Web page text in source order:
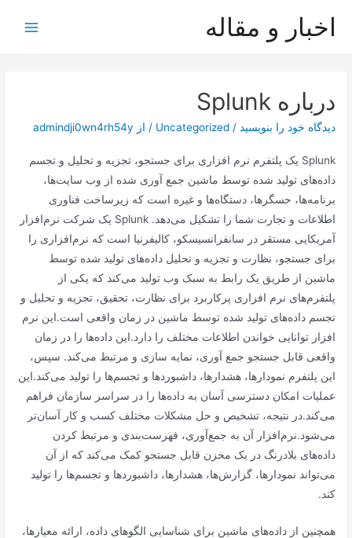
اخبار و مقاله
درباره Splunk
دیدگاه‌ خود را بنویسید /
Uncategorized / از admindji0wn4rh54y
Splunk یک پلتفرم نرم افزاری برای جستجو، تجزیه و تحلیل و تجسم
داده‌های تولید شده توسط ماشین جمع آوری شده از وب سایت‌ها،
برنامه‌ها، حسگرها، دستگاه‌ها و غیره است که زیرساخت فناوری
اطلاعات و تجارت شما را تشکیل می‌دهد. Splunk یک شرکت نرم‌افزار
آمریکایی مستقر در سانفرانسیسکو، کالیفرنیا است که نرم‌افزاری را
برای جستجو، نظارت و تجزیه و تحلیل داده‌های تولید شده توسط
ماشین از طریق یک رابط به سبک وب تولید می‌کند که یکی از
پلتفرم‌های نرم افزاری پرکاربرد برای نظارت، تحقیق، تجزیه و تحلیل و
تجسم داده‌های تولید شده توسط ماشین در زمان واقعی است.این نرم
افزار توانایی خواندن اطلاعات مختلف را دارد.این داده‌ها را در زمان
واقعی قابل جستجو جمع آوری، نمایه سازی و مرتبط می‌کند. سپس،
این پلتفرم نمودارها، هشدارها، داشبوردها و تجسم‌ها را تولید می‌کند.این
عملیات امکان دسترسی آسان به داده‌ها را در سراسر سازمان فراهم
می‌کند.در نتیجه، تشخیص و حل مشکلات مختلف کسب و کار آسان‌تر
می‌شود.نرم‌افزار آن به جمع‌آوری، فهرست‌بندی و مرتبط کردن
داده‌های بلادرنگ در یک مخزن قابل جستجو کمک می‌کند که از آن
می‌تواند نمودارها، گزارش‌ها، هشدارها، داشبوردها و تجسم‌ها را تولید
کند.
همچنین از داده‌های ماشین برای شناسایی الگوهای داده، ارائه معیارها،